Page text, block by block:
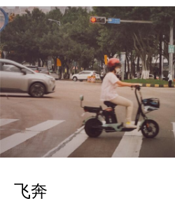
飞奔